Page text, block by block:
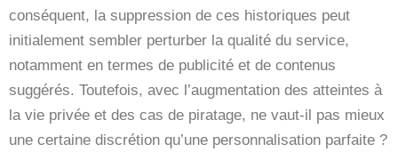
conséquent, la suppression de ces historiques peut
initialement sembler perturber la qualité du service,
notamment en termes de publicité et de contenus
suggérés. Toutefois, avec l’augmentation des atteintes à
la vie privée et des cas de piratage, ne vaut-il pas mieux
une certaine discrétion qu’une personnalisation parfaite ?